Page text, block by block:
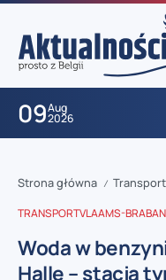
09Aug
2026
Strona główna / Transport
TRANSPORTVLAAMS-
Woda w
Halle – stacja